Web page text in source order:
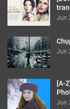
Jun
Jun
[A-
Jun